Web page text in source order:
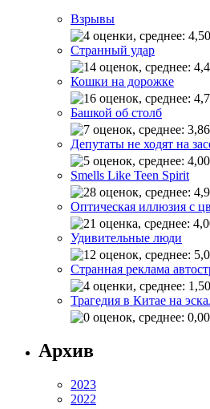
Взрывы
Странный удар
Кошки на дорожке
Башкой об столб
Депутаты не ходят на
Smells Like Teen Spirit
Оптическая иллюзия с
Удивительные люди
Странная реклама
Трагедия в Китае на
Архив
2023
2022